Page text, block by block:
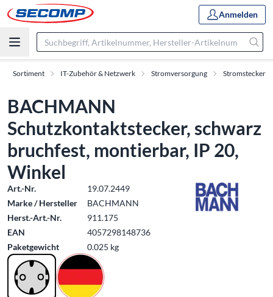
Anmelden
Sortiment IT-Zubehör & Netzwerk Stromversorgung Stromstecker
BACHMANN
Schutzkontaktstecker, schwarz
bruchfest, montierbar, IP 20,
Winkel
Art.-Nr.
19.07.2449
Marke / Hersteller
BACHMANN
Herst.-Art.-Nr.
911.175
EAN
4057298148736
Paketgewicht
0.025 kg